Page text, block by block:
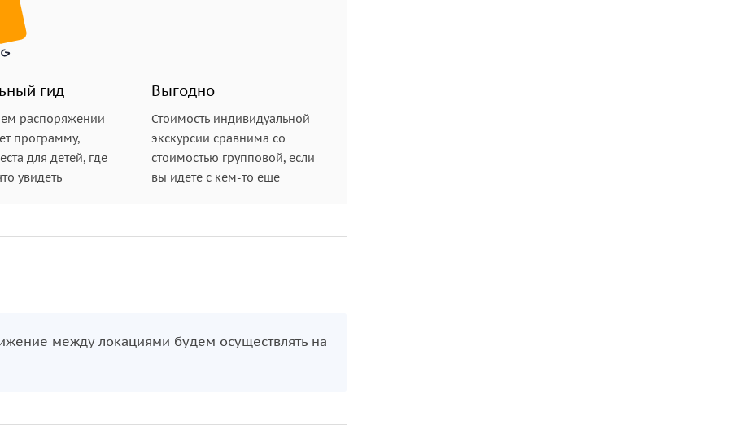
гид
распоряжении —
программу,
для детей, где
увидеть
Выгодно
Стоимость индивидуальной
экскурсии сравнима со
стоимостью групповой, если
вы идете с кем-то еще
между локациями будем осуществлять на